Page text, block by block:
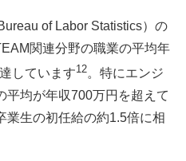
of Labor Statistics）の
関連分野の職業の平均年
しています12。特にエンジ
平均が年収700万円を超えて
業生の初任給の約1.5倍に相